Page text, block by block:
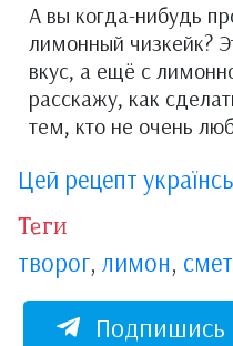
А вы когда-нибудь
лимонный чизкейк?
вкус, а ещё с
расскажу, как
тем, кто не очень
Цей рецепт
Теги
творог, лимон,
Подпишись